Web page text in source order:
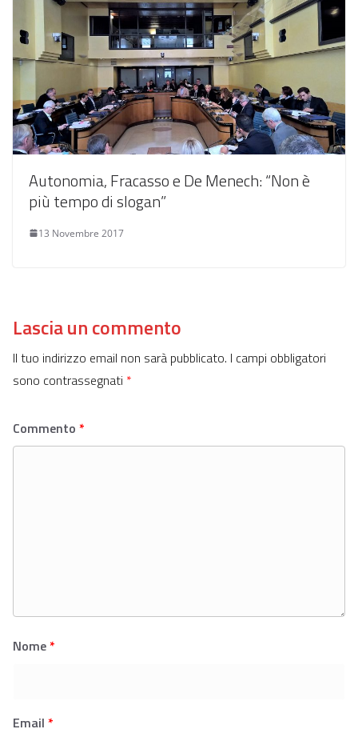
Autonomia, Fracasso e De Menech: “Non è
più tempo di slogan”
13 Novembre 2017
Lascia un commento
Il tuo indirizzo email non sarà pubblicato. I campi obbligatori
sono contrassegnati *
Commento *
Nome*
Email *